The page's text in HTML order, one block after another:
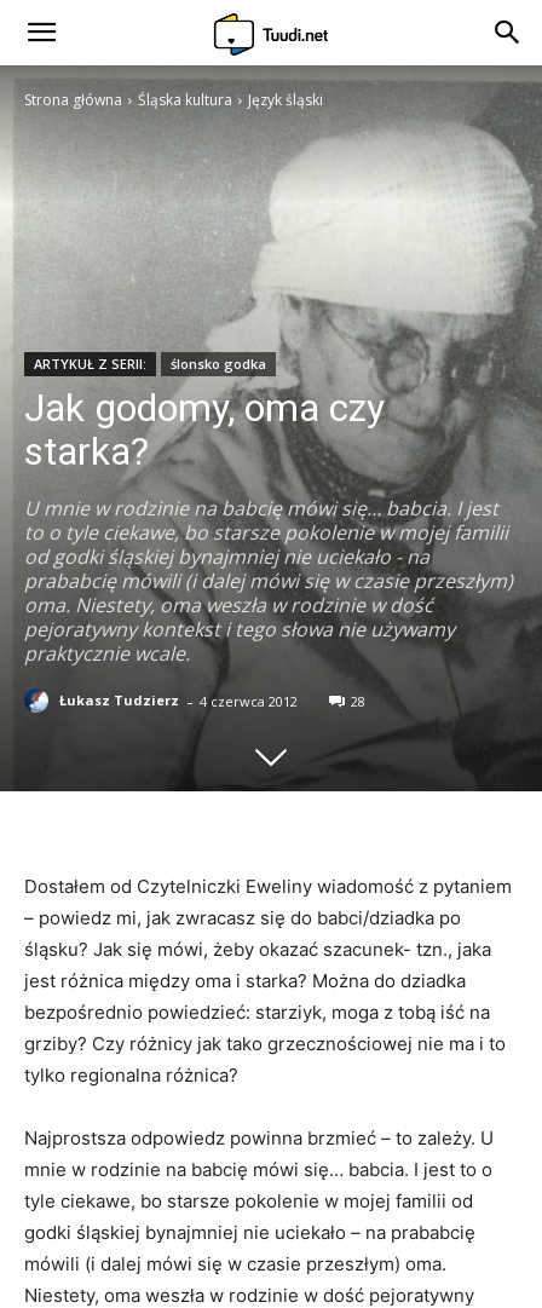
Strona główna Śląska kultura Język śląski
ARTYKUŁ Z SERII: ślonsko godka
Jak godomy, oma czy
starka?
U mnie w rodzinie na babcię mówi się… babcia. I jest
to o tyle ciekawe, bo starsze pokolenie w mojej familii
od godki śląskiej bynajmniej nie uciekało - na
prababcię mówili (i dalej mówi się w czasie przeszłym)
oma. Niestety, oma weszła w rodzinie w dość
pejoratywny kontekst i tego słowa nie używamy
praktycznie wcale.
Łukasz Tudzierz - 4 czerwca 2012 28
Dostałem od Czytelniczki Eweliny wiadomość z pytaniem
– powiedz mi, jak zwracasz się do babci/dziadka po
śląsku? Jak się mówi, żeby okazać szacunek- tzn., jaka
jest różnica między oma i starka? Można do dziadka
bezpośrednio powiedzieć: starziyk, moga z tobą iść na
grziby? Czy różnicy jak tako grzecznościowej nie ma i to
tylko regionalna różnica?
Najprostsza odpowiedz powinna brzmieć – to zależy. U
mnie w rodzinie na babcię mówi się… babcia. I jest to o
tyle ciekawe, bo starsze pokolenie w mojej familii od
godki śląskiej bynajmniej nie uciekało – na prababcię
mówili (i dalej mówi się w czasie przeszłym) oma.
Niestety, oma weszła w rodzinie w dość pejoratywny